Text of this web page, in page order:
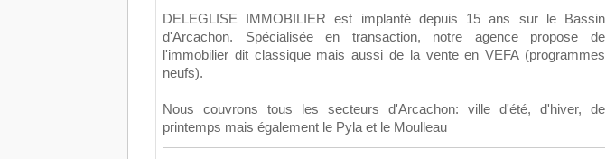
DELEGLISE IMMOBILIER est implanté depuis 15 ans sur le Bassin
d'Arcachon. Spécialisée en transaction, notre agence propose de
l'immobilier dit classique mais aussi de la vente en VEFA (programmes
neufs).
Nous couvrons tous les secteurs d'Arcachon: ville d'été, d'hiver, de
printemps mais également le Pyla et le Moulleau